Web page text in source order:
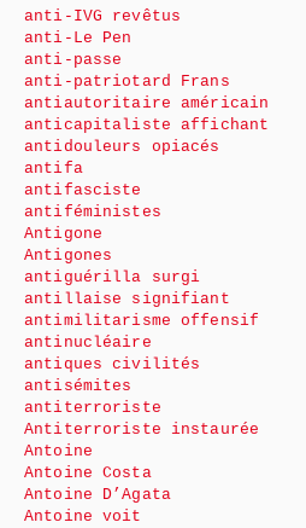
anti-IVG revêtus
anti-Le Pen
anti-passe
anti-patriotard Frans
antiautoritaire américain
anticapitaliste affichant
antidouleurs opiacés
antifa
antifasciste
antiféministes
Antigone
Antigones
antiguérilla surgi
antillaise signifiant
antimilitarisme offensif
antinucléaire
antiques civilités
antisémites
antiterroriste
Antiterroriste instaurée
Antoine
Antoine Costa
Antoine D’Agata
Antoine voit